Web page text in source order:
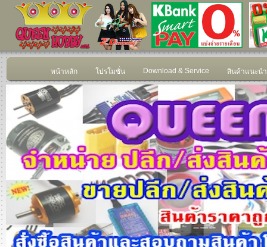
หน้าหลัก โปรโมชั่น Download & Service สินค้าแนะนำ